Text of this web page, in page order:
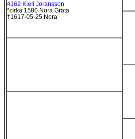
4162 Kiell Jöransson
*cirka 1580 Nora Gräta
†1617-05-25 Nora